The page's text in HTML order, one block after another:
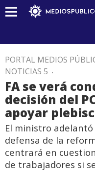
PORTAL MEDIOS
NOTICIAS 5 .
FA se verá
decisión del
apoyar
El ministro
defensa de la
centrará en
de trabajadores si